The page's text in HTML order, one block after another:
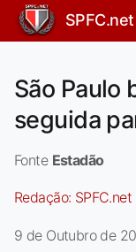
SPFC.net
São Paulo
seguida
Fonte Estadão
Redação: SPFC.net
9 de Outubro de